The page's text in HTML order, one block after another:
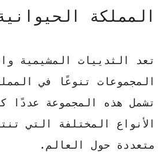
المملكة
تعد الثدييات المشيمية
المجموعات تنوعًا في
تشمل هذه المجموعة عددًا
الأنواع المختلفة التي
متعددة حول العالم.